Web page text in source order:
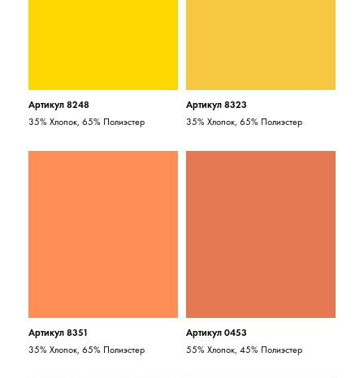
Артикул 8248
35% Хлопок, 65% Полиэстер
Артикул 8323
35% Хлопок, 65% Полиэстер
Артикул 8351
35% Хлопок, 65% Полиэстер
Артикул 0453
55% Хлопок, 45% Полиэстер